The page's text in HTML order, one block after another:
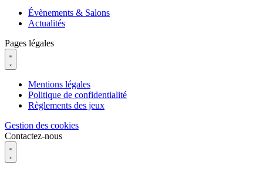
Évènements & Salons
Actualités
Pages légales
Mentions légales
Politique de confidentialité
Règlements des jeux
Gestion des cookies
Contactez-nous